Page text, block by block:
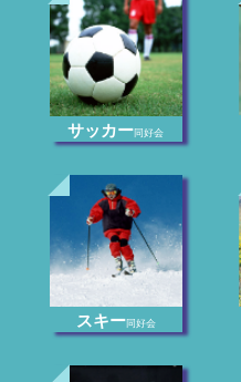
サッカー 同好会
スキー同好会